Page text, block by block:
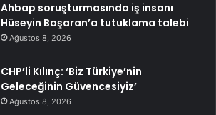
Ahbap soruşturmasında iş insanı
Hüseyin Başaran’a tutuklama talebi
Ağustos 8, 2026
CHP’li Kılınç: ‘Biz Türkiye’nin
Geleceğinin Güvencesiyiz’
Ağustos 8, 2026